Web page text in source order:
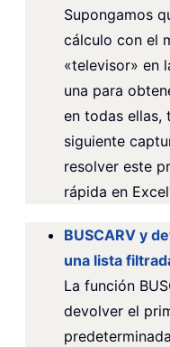
Supongamos
cálculo con el
«televisor» en
una para
en todas ellas,
siguiente
resolver este
rápida en
BUSCARV y
una lista
La función
devolver el